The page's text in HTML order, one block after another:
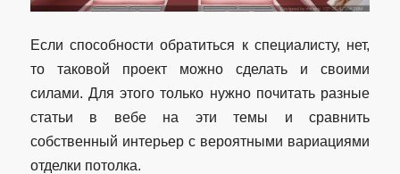
Если способности обратиться к специалисту, нет,
то таковой проект можно сделать и своими
силами. Для этого только нужно почитать разные
статьи в вебе на эти темы и сравнить
собственный интерьер с вероятными вариациями
отделки потолка.